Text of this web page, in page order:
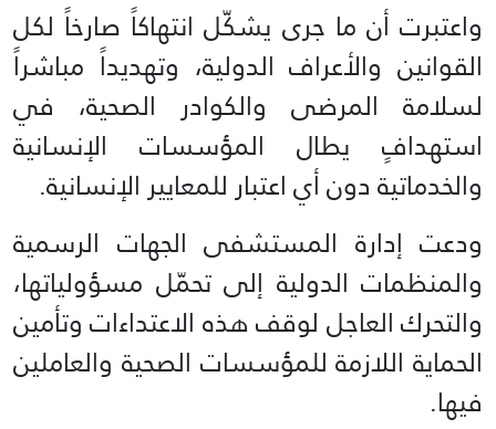
واعتبرت أن ما جرى يشكّل انتهاكاً صارخاً لكل
القوانين والأعراف الدولية، وتهديداً مباشراً
لسلامة المرضى والكوادر الصحية، في
استهدافٍ يطال المؤسسات الإنسانية
والخدماتية دون أي اعتبار للمعايير الإنسانية.
ودعت إدارة المستشفى الجهات الرسمية
والمنظمات الدولية إلى تحمّل مسؤولياتها،
والتحرك العاجل لوقف هذه الاعتداءات وتأمين
الحماية اللازمة للمؤسسات الصحية والعاملين
فيها.